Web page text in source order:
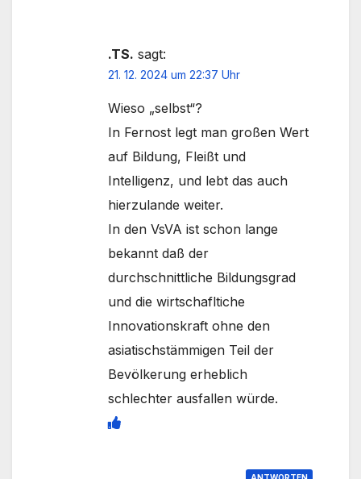
.TS. sagt:
21. 12. 2024 um 22:37 Uhr
Wieso „selbst“?
In Fernost legt man großen Wert
auf Bildung, Fleißt und
Intelligenz, und lebt das auch
hierzulande weiter.
In den VsVA ist schon lange
bekannt daß der
durchschnittliche Bildungsgrad
und die wirtschafltiche
Innovationskraft ohne den
asiatischstämmigen Teil der
Bevölkerung erheblich
schlechter ausfallen würde.